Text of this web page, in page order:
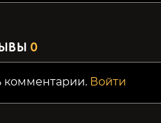
0
комментарии. Войти